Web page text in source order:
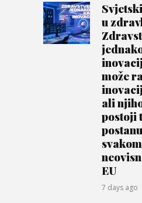
u
može
ali
postoji
EU
7 days ago